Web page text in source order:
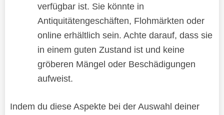
verfügbar ist. Sie könnte in
Antiquitätengeschäften, Flohmärkten oder
online erhältlich sein. Achte darauf, dass sie
in einem guten Zustand ist und keine
gröberen Mängel oder Beschädigungen
aufweist.
Indem du diese Aspekte bei der Auswahl deiner